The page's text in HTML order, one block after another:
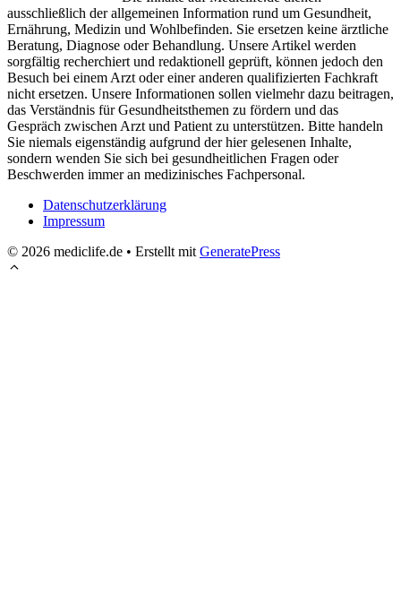
ausschließlich der allgemeinen Information rund um Gesundheit,
Ernährung, Medizin und Wohlbefinden. Sie ersetzen keine ärztliche
Beratung, Diagnose oder Behandlung. Unsere Artikel werden
sorgfältig recherchiert und redaktionell geprüft, können jedoch den
Besuch bei einem Arzt oder einer anderen qualifizierten Fachkraft
nicht ersetzen. Unsere Informationen sollen vielmehr dazu beitragen,
das Verständnis für Gesundheitsthemen zu fördern und das
Gespräch zwischen Arzt und Patient zu unterstützen. Bitte handeln
Sie niemals eigenständig aufgrund der hier gelesenen Inhalte,
sondern wenden Sie sich bei gesundheitlichen Fragen oder
Beschwerden immer an medizinisches Fachpersonal.
Datenschutzerklärung
Impressum
© 2026 mediclife.de • Erstellt mit GeneratePress